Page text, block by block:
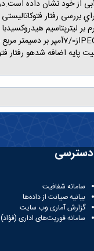
دسترسی
سامانه شفافیت
بیانیه صیانت از داده‌ها
گزارش آماری وب‌ سایت
سامانه فوریت‌های اداری (فؤاد)